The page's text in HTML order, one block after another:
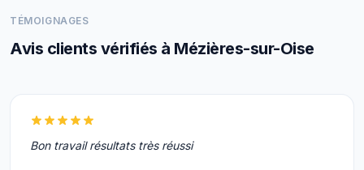
TÉMOIGNAGES
Avis clients vérifiés à Mézières-sur-Oise
Bon travail résultats très réussi